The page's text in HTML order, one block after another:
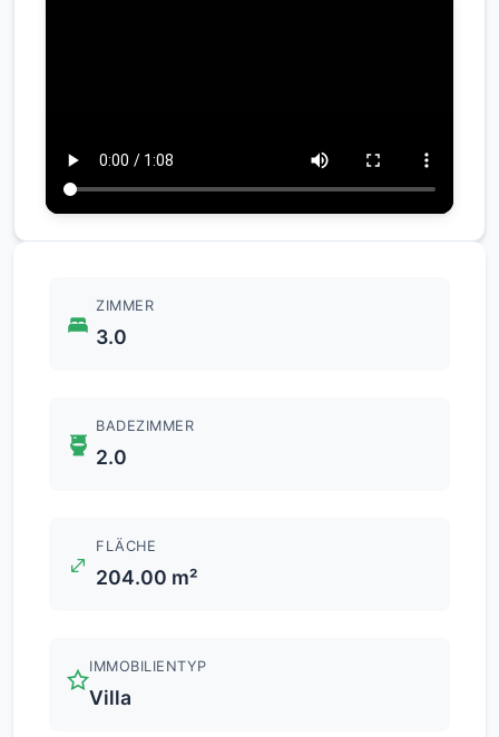
ZIMMER
3.0
BADEZIMMER
2.0
FLÄCHE
204.00 m²
IMMOBILIENTYP
Villa